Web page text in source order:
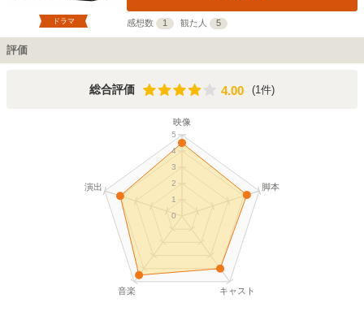
ドラマ 感想数 1 観た人 5
評価
総合評価 4.00
4.00 (1件)
映像
脚本
キャスト
音楽
演出
0
1
2
3
4
5